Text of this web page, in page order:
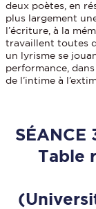
deux poètes, en
plus largement
l’écriture, à la
travaillent toutes
un lyrisme se
performance,
de l’intime à
SÉANCE
Table